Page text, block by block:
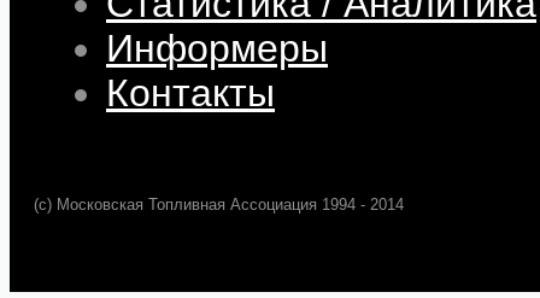
Информеры
Контакты
(c) Московская Топливная Ассоциация 1994 - 2014